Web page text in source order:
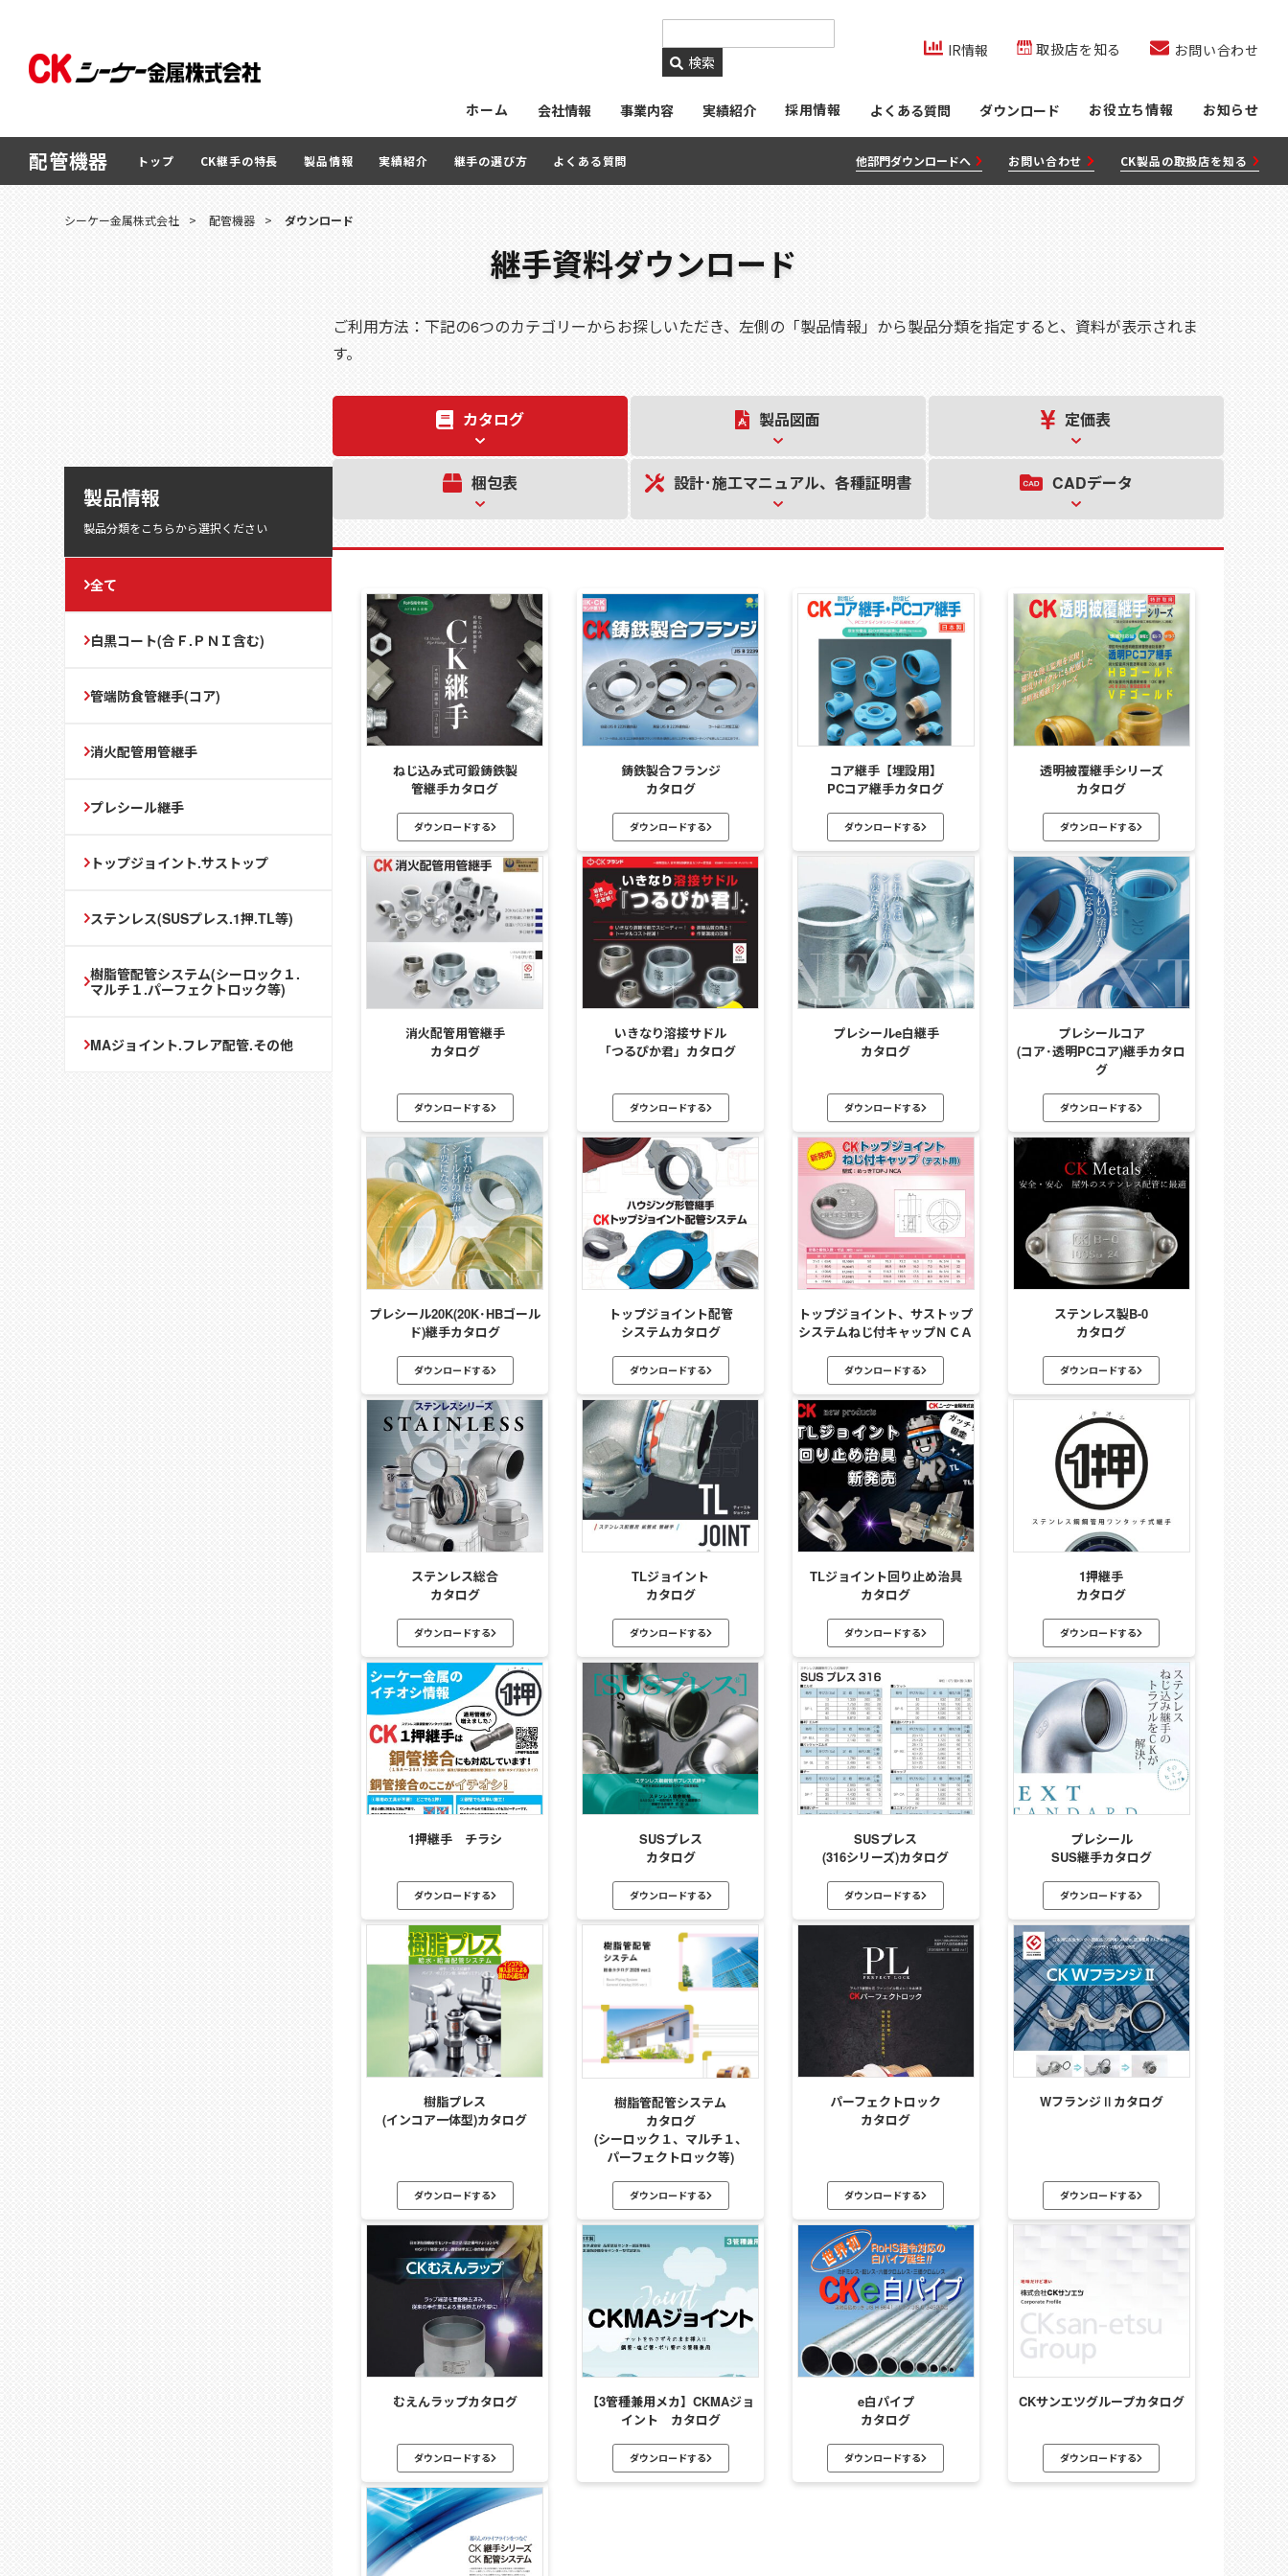
https://www.ckmetals.co.jp/内を検索
検索
IR情報 取扱店を知る お問い合わせ
ホーム 会社情報 事業内容 実績紹介 採用情報 よくある質問 ダウンロード お役立ち情報 お知らせ
配管機器 トップ CK継手の特長 製品情報 実績紹介 継手の選び方 よくある質問 他部門ダウンロードへ お問い合わせ CK製品の取扱店を知る
シーケー金属株式会社 > 配管機器 > ダウンロード
継手資料ダウンロード
製品情報
製品分類をこちらから選択ください
全て
白黒コート(合Ｆ.ＰＮＩ含む)
管端防食管継手(コア)
消火配管用管継手
プレシール継手
トップジョイント.サストップ
ステンレス(SUSプレス.1押.TL等)
樹脂管配管システム(シーロック１.
マルチ１.パーフェクトロック等)
MAジョイント.フレア配管.その他
ご利用方法：下記の6つのカテゴリーからお探しいただき、左側の「製品情報」から製品分類を指定すると、資料が表示されま
す。
カタログ 製品図面 定価表
梱包表 設計･施工マニュアル、 各種証明書 CADデータ
ねじ込み式可鍛鋳鉄製
管継手カタログ
ダウンロードする
鋳鉄製合フランジ
カタログ
ダウンロードする
コア継手【埋設用】
PCコア継手カタログ
ダウンロードする
透明被覆継手シリーズ
カタログ
ダウンロードする
消火配管用管継手
カタログ
ダウンロードする
いきなり溶接サドル
｢つるぴか君」カタログ
ダウンロードする
プレシールe白継手
カタログ
ダウンロードする
プレシールコア
(コア･透明PCコア)継手カタロ
グ
ダウンロードする
プレシール20K(20K･HBゴール
ド)継手カタログ
ダウンロードする
トップジョイント配管
システムカタログ
ダウンロードする
トップジョイント、サストップ
システムねじ付キャップＮＣＡ
ダウンロードする
ステンレス製B-0
カタログ
ダウンロードする
ステンレス総合
カタログ
ダウンロードする
TLジョイント
カタログ
ダウンロードする
TLジョイント回り止め治具
カタログ
ダウンロードする
1押継手
カタログ
ダウンロードする
1押継手 チラシ
ダウンロードする
SUSプレス
カタログ
ダウンロードする
SUSプレス
(316シリーズ)カタログ
ダウンロードする
プレシール
SUS継手カタログ
ダウンロードする
樹脂プレス
(インコア一体型)カタログ
ダウンロードする
樹脂管配管システム
カタログ
(シーロック１、マルチ１、
パーフェクトロック等)
ダウンロードする
パーフェクトロック
カタログ
ダウンロードする
WフランジⅡカタログ
ダウンロードする
むえんラップカタログ
ダウンロードする
【3管種兼用メカ】CKMAジョ
イント カタログ
ダウンロードする
e白パイプ
カタログ
ダウンロードする
CKサンエツグループカタログ
ダウンロードする